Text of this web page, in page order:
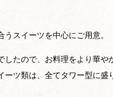
スイーツを中心にご用意。
たので、お料理をより華や
ーツ類は、全てタワー型に